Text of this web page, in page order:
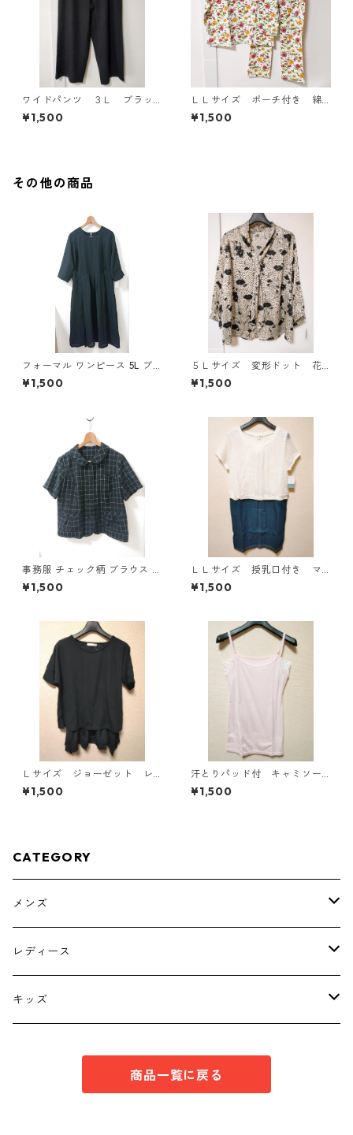
ワイドパンツ ３Ｌ ブラッ
ク KAE-4697
¥1,500
ＬＬサイズ ポーチ付き 綿
１００％ 花柄 トラベルパ
ジャマ ホワイト KAE-4578
¥1,500
その他の商品
フォーマル ワンピース 5L ブ
ラック ◆KIY-1300◆
¥1,500
５Ｌサイズ 変形ドット 花
柄 ボウタイブラウス オフ
ホワイト KAE-4762
¥1,500
事務服 チェック柄 ブラウス 3
L ブラック ◆KIY-1298◆
¥1,500
ＬＬサイズ 授乳口付き マ
タニティ ドッキングワンピ
ース ホワイト×ブルー KAE
¥1,500
Ｌサイズ ジョーゼット レ
イヤード風プルオーバー ブ
ラック KAE-4792
¥1,500
汗とりパッド付 キャミソー
ル Ｌ ライトピンク KAE-
4789
¥1,500
CATEGORY
メンズ
トップス
ボトムス
レディース
トップス
キッズ
商品一覧に戻る